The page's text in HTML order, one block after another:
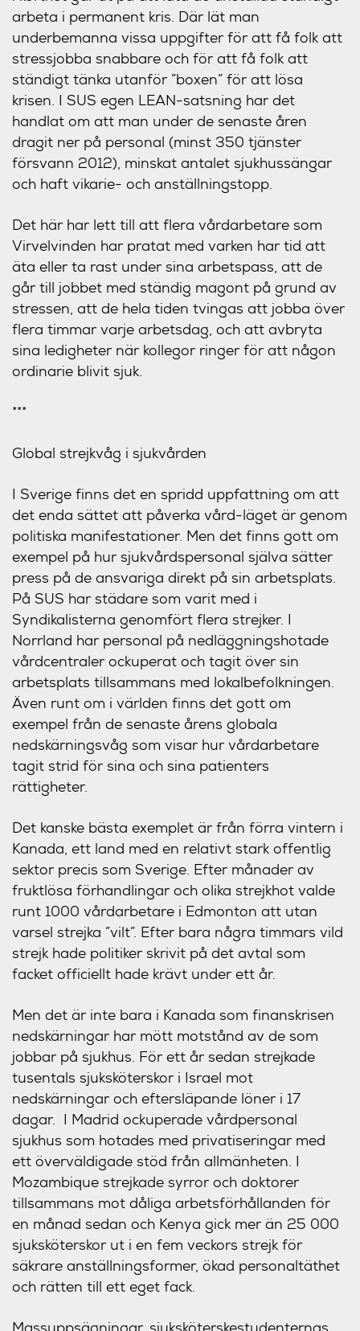
arbeta i permanent kris. Där lät man
underbemanna vissa uppgifter för att få folk att
stressjobba snabbare och för att få folk att
ständigt tänka utanför ”boxen” för att lösa
krisen. I SUS egen LEAN-satsning har det
handlat om att man under de senaste åren
dragit ner på personal (minst 350 tjänster
försvann 2012), minskat antalet sjukhussängar
och haft vikarie- och anställningstopp.
Det här har lett till att flera vårdarbetare som
Virvelvinden har pratat med varken har tid att
äta eller ta rast under sina arbetspass, att de
går till jobbet med ständig magont på grund av
stressen, att de hela tiden tvingas att jobba över
flera timmar varje arbetsdag, och att avbryta
sina ledigheter när kollegor ringer för att någon
ordinarie blivit sjuk.
***
Global strejkvåg i sjukvården
I Sverige finns det en spridd uppfattning om att
det enda sättet att påverka vård-läget är genom
politiska manifestationer. Men det finns gott om
exempel på hur sjukvårdspersonal själva sätter
press på de ansvariga direkt på sin arbetsplats.
På SUS har städare som varit med i
Syndikalisterna genomfört flera strejker. I
Norrland har personal på nedläggningshotade
vårdcentraler ockuperat och tagit över sin
arbetsplats tillsammans med lokalbefolkningen.
Även runt om i världen finns det gott om
exempel från de senaste årens globala
nedskärningsvåg som visar hur vårdarbetare
tagit strid för sina och sina patienters
rättigheter.
Det kanske bästa exemplet är från förra vintern i
Kanada, ett land med en relativt stark offentlig
sektor precis som Sverige. Efter månader av
fruktlösa förhandlingar och olika strejkhot valde
runt 1000 vårdarbetare i Edmonton att utan
varsel strejka ”vilt”. Efter bara några timmars vild
strejk hade politiker skrivit på det avtal som
facket officiellt hade krävt under ett år.
Men det är inte bara i Kanada som finanskrisen
nedskärningar har mött motstånd av de som
jobbar på sjukhus. För ett år sedan strejkade
tusentals sjuksköterskor i Israel mot
nedskärningar och eftersläpande löner i 17
dagar. I Madrid ockuperade vårdpersonal
sjukhus som hotades med privatiseringar med
ett överväldigade stöd från allmänheten. I
Mozambique strejkade syrror och doktorer
tillsammans mot dåliga arbetsförhållanden för
en månad sedan och Kenya gick mer än 25 000
sjuksköterskor ut i en fem veckors strejk för
säkrare anställningsformer, ökad personaltäthet
och rätten till ett eget fack.